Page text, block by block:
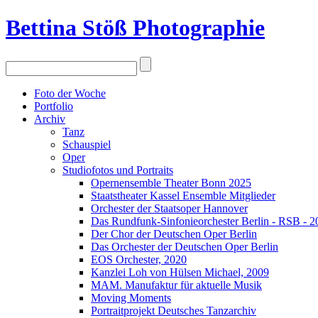
Bettina Stöß Photographie
Foto der Woche
Portfolio
Archiv
Tanz
Schauspiel
Oper
Studiofotos und Portraits
Opernensemble Theater Bonn 2025
Staatstheater Kassel Ensemble Mitglieder
Orchester der Staatsoper Hannover
Das Rundfunk-Sinfonieorchester Berlin - RSB -
Der Chor der Deutschen Oper Berlin
Das Orchester der Deutschen Oper Berlin
EOS Orchester, 2020
Kanzlei Loh von Hülsen Michael, 2009
MAM. Manufaktur für aktuelle Musik
Moving Moments
Portraitprojekt Deutsches Tanzarchiv